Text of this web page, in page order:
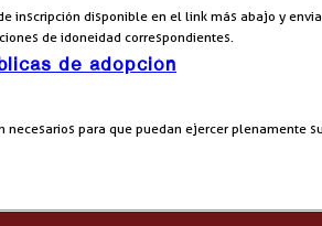
inscripción disponible en el link más abajo y
de idoneidad correspondientes.
de adopción
para que puedan ejercer plenamente